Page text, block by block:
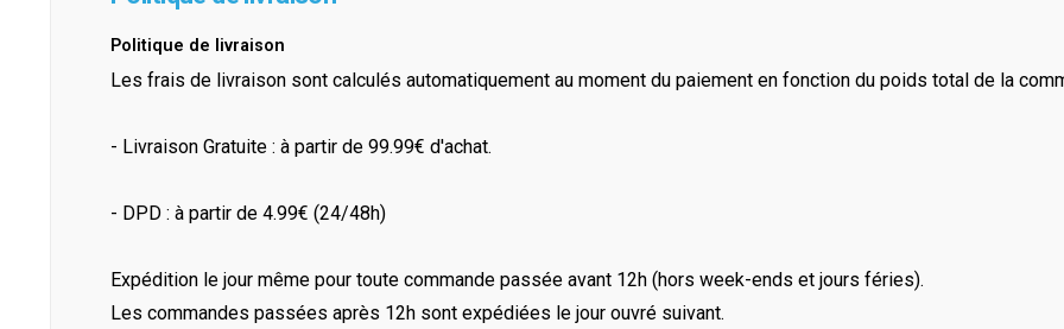
Politique de livraison
Les frais de livraison sont calculés automatiquement au moment du paiement en fonction du poids total de la
- Livraison Gratuite : à partir de 99.99€ d'achat.
- DPD : à partir de 4.99€ (24/48h)
Expédition le jour même pour toute commande passée avant 12h (hors week-ends et jours féries).
Les commandes passées après 12h sont expédiées le jour ouvré suivant.